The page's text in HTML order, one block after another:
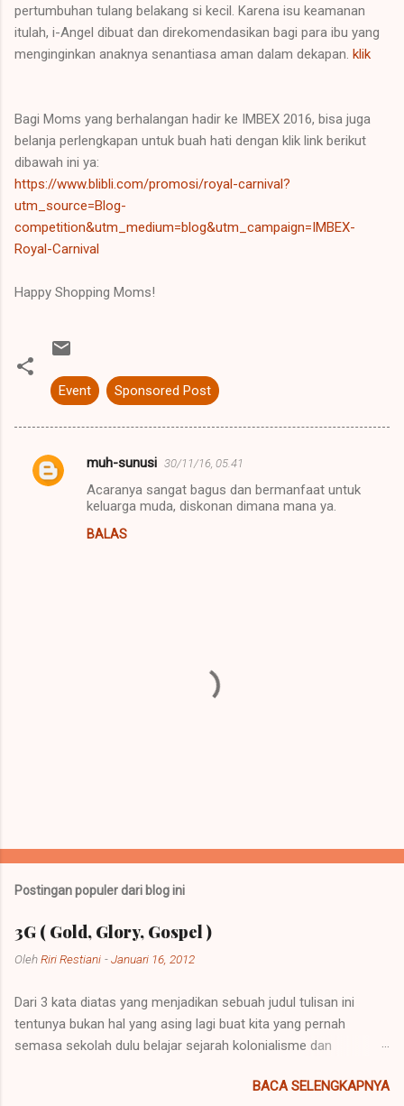
pertumbuhan tulang belakang si kecil. Karena isu keamanan
itulah, i-Angel dibuat dan direkomendasikan bagi para ibu yang
menginginkan anaknya senantiasa aman dalam dekapan. klik
Bagi Moms yang berhalangan hadir ke IMBEX 2016, bisa juga
belanja perlengkapan untuk buah hati dengan klik link berikut
dibawah ini ya:
https://www.blibli.com/promosi/royal-carnival?
utm_source=Blog-
competition&utm_medium=blog&utm_campaign=IMBEX-
Royal-Carnival
Happy Shopping Moms!
Event Sponsored Post
K
muh-sunusi 30/11/16, 05.41
Acaranya sangat bagus dan bermanfaat untuk
keluarga muda, diskonan dimana mana ya.
BALAS
t
n
g
K
e
n
a
Postingan populer dari blog ini
3G ( Gold, Glory, Gospel )
OlehRiri Restiani -Januari 16, 2012
Dari 3 kata diatas yang menjadikan sebuah judul tulisan ini
tentunya bukan hal yang asing lagi buat kita yang pernah
semasa sekolah dulu belajar sejarah kolonialisme dan
bentuk kalimat yang mempunyai penjelasan yang berbeda
BACA SELENGKAPNYA